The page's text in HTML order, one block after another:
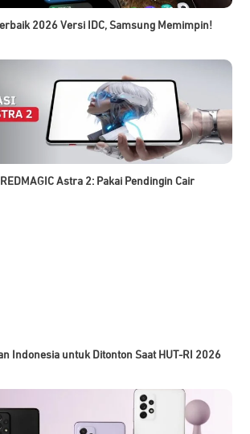
2026 Versi IDC, Samsung Memimpin!
Astra 2: Pakai Pendingin Cair
Indonesia untuk Ditonton Saat HUT-RI 2026